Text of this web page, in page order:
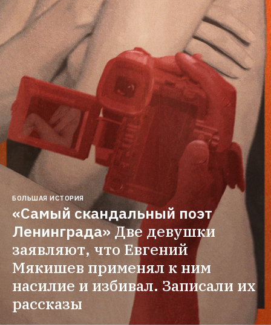
БОЛЬШАЯ ИСТОРИЯ
«Самый скандальный поэт
Ленинграда»Две девушки
заявляют, что Евгений
Мякишев применял к ним
насилие и избивал. Записали их
рассказы